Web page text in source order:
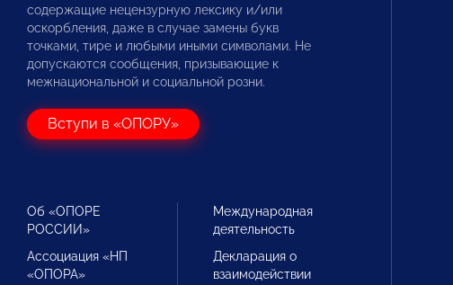
содержащие нецензурную лексику и/или
оскорбления, даже в случае замены букв
точками, тире и любыми иными символами. Не
допускаются сообщения, призывающие к
межнациональной и социальной розни.
Вступи в «ОПОРУ»
Об «ОПОРЕ
РОССИИ»
Ассоциация «НП
«ОПОРА»
Международная
деятельность
Декларация о
взаимодействии